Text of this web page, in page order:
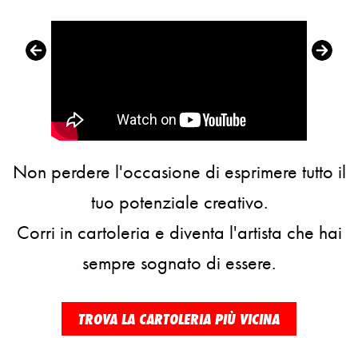
Non perdere l'occasione di esprimere tutto il
tuo potenziale creativo.
Corri in cartoleria e diventa l'artista che hai
sempre sognato di essere.
TROVA LA CARTOLERIA PIÙ VICINA